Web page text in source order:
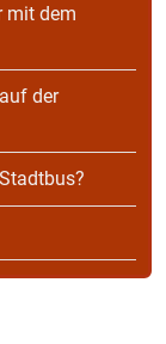
mit dem
der